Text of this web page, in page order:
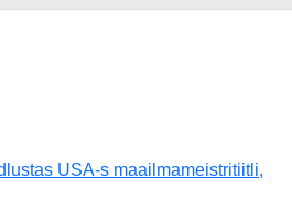
USA-s maailmameistritiitli,